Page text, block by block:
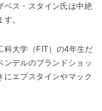
ベス・スタイン氏は中絶
。
科大学（FIT）の4年生だ
ンデルのブランドショッ
にエプスタインやマック